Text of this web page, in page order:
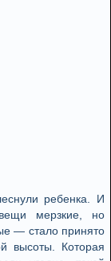
ребенка. И
мерзкие, но
— стало принято
высоты. Которая